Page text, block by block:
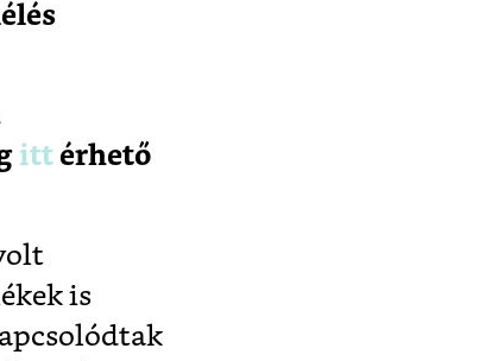
itt érhető
is